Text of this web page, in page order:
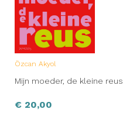
Özcan Akyol
Mijn moeder, de kleine reus
€ 20,00